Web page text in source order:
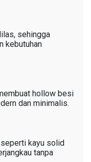
sehingga
kebutuhan
hollow besi
dan minimalis.
kayu solid
tanpa